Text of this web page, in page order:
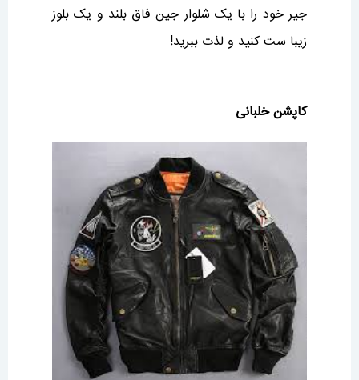
جیر خود را با یک شلوار جین فاق بلند و یک بلوز
زیبا ست کنید و لذت ببرید!
کاپشن خلبانی